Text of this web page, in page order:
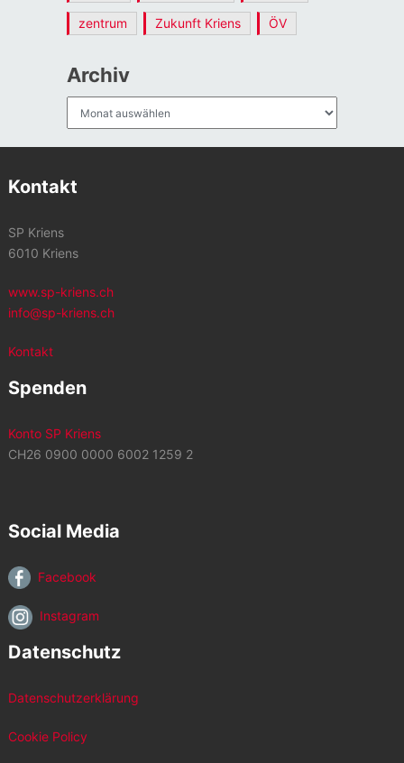
zentrum Zukunft Kriens ÖV
Archiv
Kontakt
SP Kriens
6010 Kriens
www.sp-kriens.ch
info@sp-kriens.ch
Kontakt
Spenden
Konto SP Kriens
CH26 0900 0000 6002 1259 2
Social Media
Facebook
Instagram
Datenschutz
Datenschutzerklärung
Cookie Policy